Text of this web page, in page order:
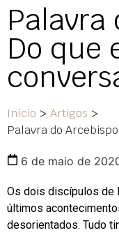
Palavra
Do que
Início > Artigos >
Palavra do
6 de maio de
Os dois discípulos de
últimos
desorientados. Tudo